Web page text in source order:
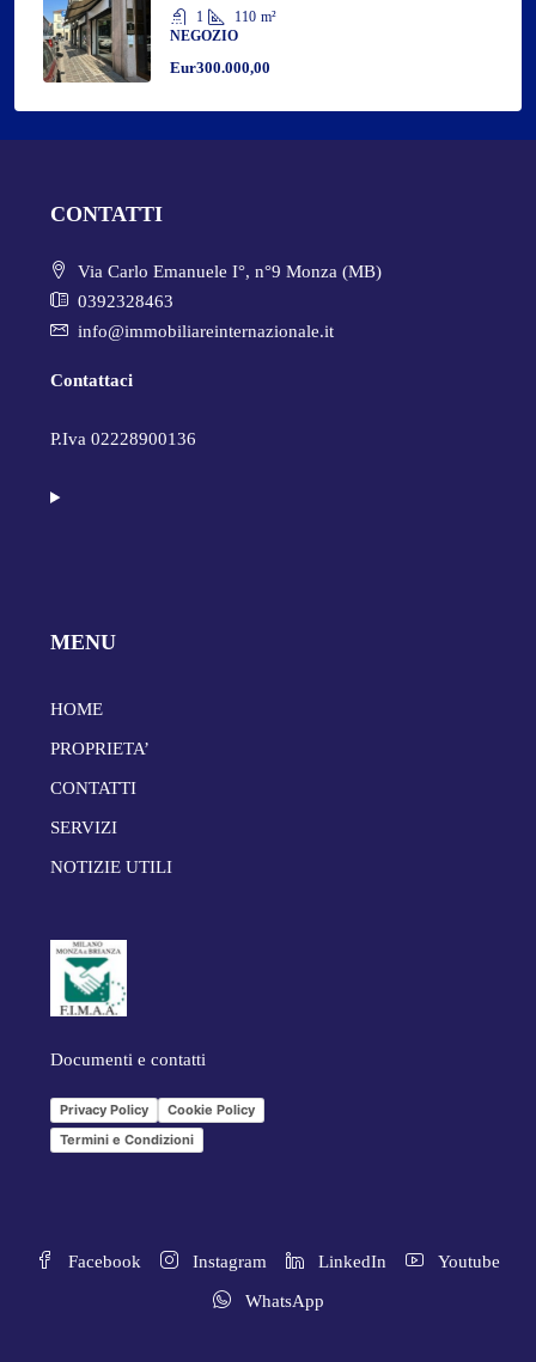
1 110 m²
NEGOZIO
Eur300.000,00
CONTATTI
Via Carlo Emanuele I°, n°9 Monza (MB)
0392328463
info@immobiliareinternazionale.it
Contattaci
P.Iva 02228900136
MENU
HOME
PROPRIETA’
CONTATTI
SERVIZI
NOTIZIE UTILI
Documenti e contatti
Privacy Policy
Cookie Policy
Termini e Condizioni
Facebook Instagram LinkedIn Youtube
WhatsApp